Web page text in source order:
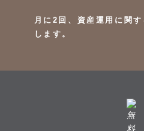
月に2回、資産運用に関
します。